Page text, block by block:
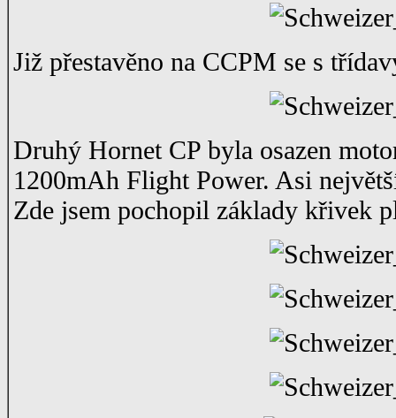
Již přestavěno na CCPM se s
Druhý Hornet CP byla osazen
1200mAh Flight Power. Asi
Zde jsem pochopil základy křivek